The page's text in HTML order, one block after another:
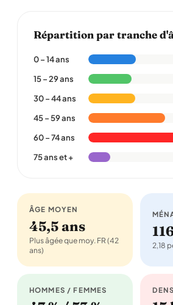
Répartition par tranche
0 – 14 ans
15 – 29 ans
30 – 44 ans
45 – 59 ans
60 – 74 ans
75 ans et +
ÂGE MOYEN
45,5 ans
Plus âgée que moy. FR (42
ans)
2,18
HOMMES / FEMMES